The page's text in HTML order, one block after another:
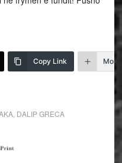
Copy Link More
, DALIP GRECA